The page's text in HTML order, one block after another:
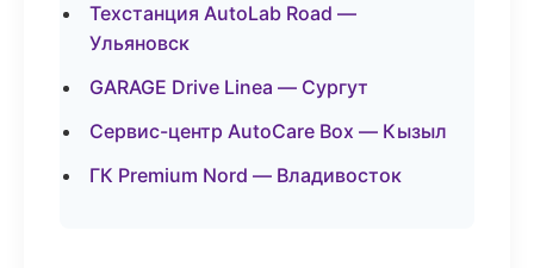
Техстанция AutoLab Road —
Ульяновск
GARAGE Drive Linea — Сургут
Сервис-центр AutoCare Box — Кызыл
ГК Premium Nord — Владивосток